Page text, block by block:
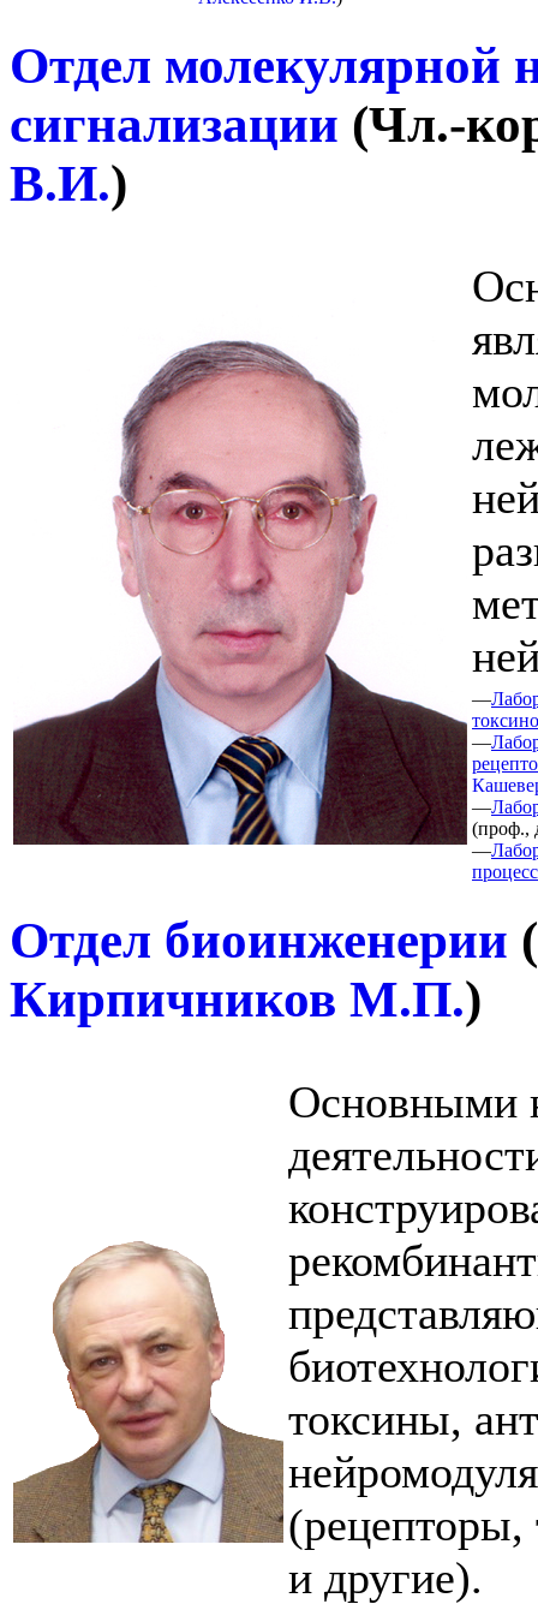
Отдел молекулярной
сигнализации (Чл.-
В.И.)
—
—
—
(проф.,
—
Отдел биоинженерии (
Кирпичников М.П.)
Основными
токсины,
и другие).